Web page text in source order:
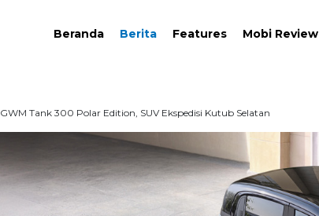
Beranda Berita Features Mobi Review
GWM Tank 300 Polar Edition, SUV Ekspedisi Kutub Selatan